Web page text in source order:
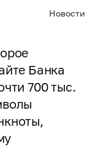
Новости
Банка
700 тыс.